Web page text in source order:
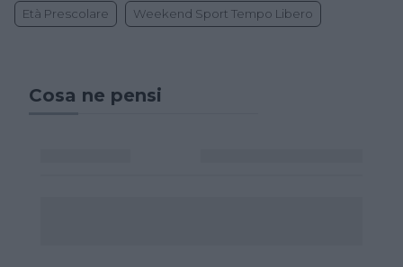
Età Prescolare Weekend Sport Tempo Libero
Cosa ne pensi